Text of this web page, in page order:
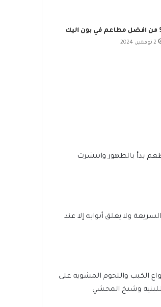
بون اليك
2 نوفمبر، 2024
ومعروف لدى الكثيرين فهو لا يبعد عن معرض برلين سوى 2,1 كم، وهذا المطعم بدأ بالظهور وانتشرت
ولا يغلق أبوابه إلا عند
الكبب واللحوم المشوية على
وشيخ المحشي